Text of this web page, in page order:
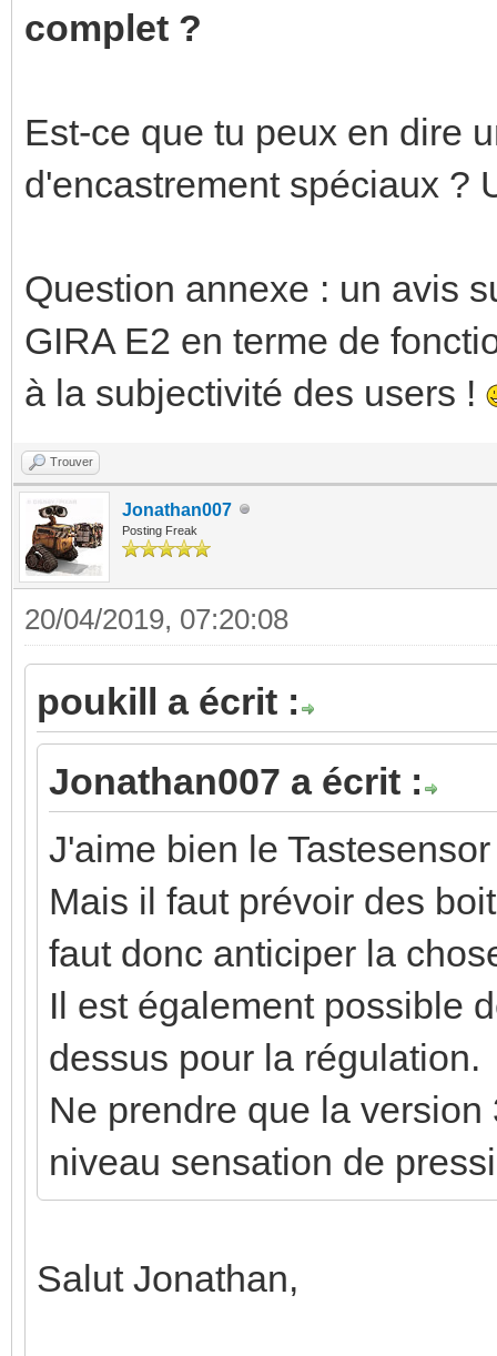
complet ?
Est-ce que tu peux en dire
d'encastrement spéciaux ?
Question annexe : un avis
GIRA E2 en terme de
à la subjectivité des users !
Trouver
Jonathan007
Posting Freak
20/04/2019, 07:20:08
poukill a écrit :
Jonathan007 a écrit :
J'aime bien le
Mais il faut prévoir des
faut donc anticiper la
Il est également possible
dessus pour la régulation.
Ne prendre que la
niveau sensation de
Salut Jonathan,